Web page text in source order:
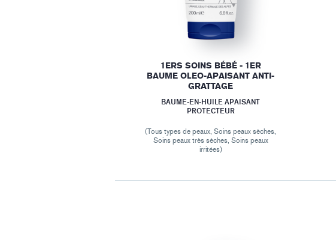
1ERS SOINS BÉBÉ - 1ER
BAUME OLEO-APAISANT ANTI-
GRATTAGE
BAUME-EN-HUILE APAISANT
PROTECTEUR
(Tous types de peaux, Soins peaux sèches,
Soins peaux très sèches, Soins peaux
irritées)